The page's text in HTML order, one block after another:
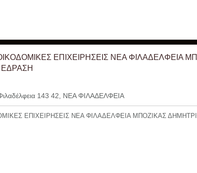
ΕΠΙΧΕΙΡΗΣΕΙΣ ΝΕΑ ΦΙΛΑΔΕΛΦΕΙΑ
143 42, ΝΕΑ ΦΙΛΑΔΕΛΦΕΙΑ
ΕΠΙΧΕΙΡΗΣΕΙΣ ΝΕΑ ΦΙΛΑΔΕΛΦΕΙΑ ΜΠΟΖΙΚΑΣ